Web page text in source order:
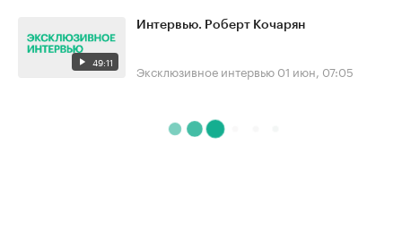
49:11
Интервью. Роберт Кочарян
Эксклюзивное интервью 01 июн, 07:05